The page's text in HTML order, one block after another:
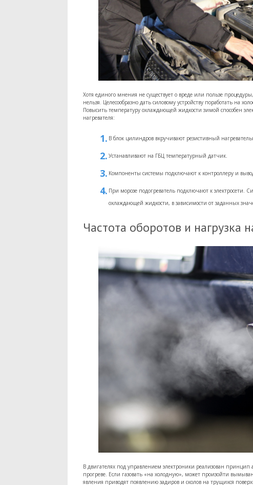
Хотя единого мнения не существует о вреде или пользе
нельзя. Целесообразно дать силовому устройству поработать на
Повысить температуру охлаждающей жидкости зимой способен
нагревателя:
В блок цилиндров вкручивают резистивный
Устанавливают на ГБЦ температурный датчик.
Компоненты системы подключают к контроллеру и
При морозе подогреватель подключают к электросети.
охлаждающей жидкости, в зависимости от заданных
Частота оборотов и нагрузка
В двигателях под управлением электроники реализован принцип
прогреве. Если газовать «на холодную», может произойти
явления приводят появлению задиров и сколов на трущихся